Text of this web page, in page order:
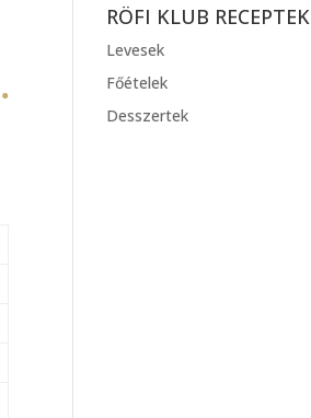
RÖFI KLUB RECEPTEK
Levesek
Főételek
Desszertek